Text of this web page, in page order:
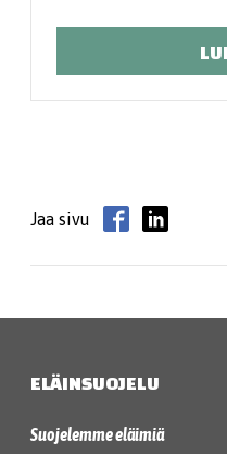
Jaa sivu
ELÄINSUOJELU
Suojelemme eläimiä